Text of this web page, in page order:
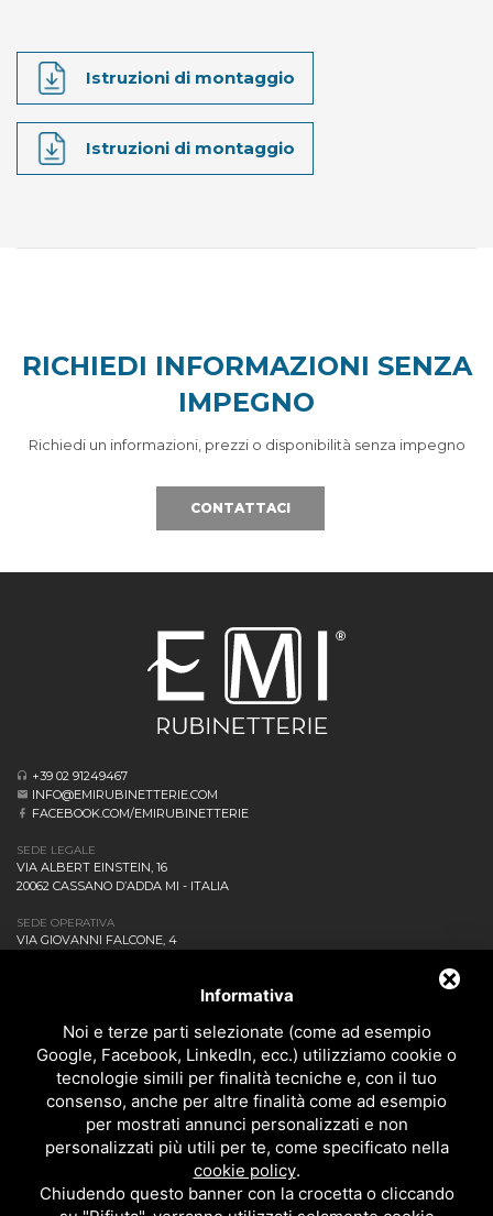
Istruzioni di montaggio
Istruzioni di montaggio
RICHIEDI INFORMAZIONI SENZA
IMPEGNO
Richiedi un informazioni, prezzi o disponibilità senza impegno
CONTATTACI
+39 02 91249467
INFO@EMIRUBINETTERIE.COM
FACEBOOK.COM/EMIRUBINETTERIE
SEDE LEGALE
VIA ALBERT EINSTEIN, 16
20062 CASSANO D’ADDA MI - ITALIA
SEDE OPERATIVA
VIA GIOVANNI FALCONE, 4
DOWNLOAD
CONTATTACI!
POLITICA DELLA QUALITÀ
PRIVACY
BAGNO
CUCINA
Informativa
Noi e terze parti selezionate (come ad esempio
Google, Facebook, LinkedIn, ecc.) utilizziamo cookie o
tecnologie simili per finalità tecniche e, con il tuo
consenso, anche per altre finalità come ad esempio
per mostrati annunci personalizzati e non
personalizzati più utili per te, come specificato nella
cookie policy.
Chiudendo questo banner con la crocetta o cliccando